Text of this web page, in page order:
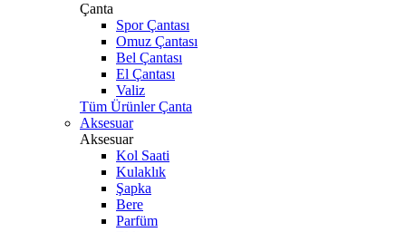
Çanta
Spor Çantası
Omuz Çantası
Bel Çantası
El Çantası
Valiz
Tüm Ürünler Çanta
Aksesuar
Aksesuar
Kol Saati
Kulaklık
Şapka
Bere
Parfüm